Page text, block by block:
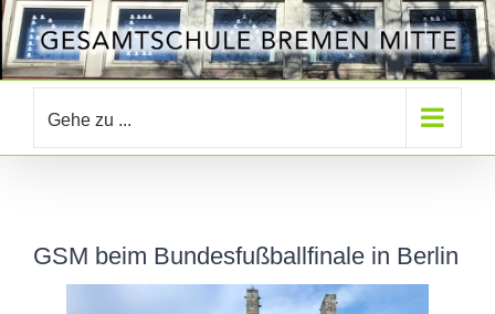
Zum
Inhalt
springen
Gehe zu ...
GSM beim Bundesfußballfinale in Berlin